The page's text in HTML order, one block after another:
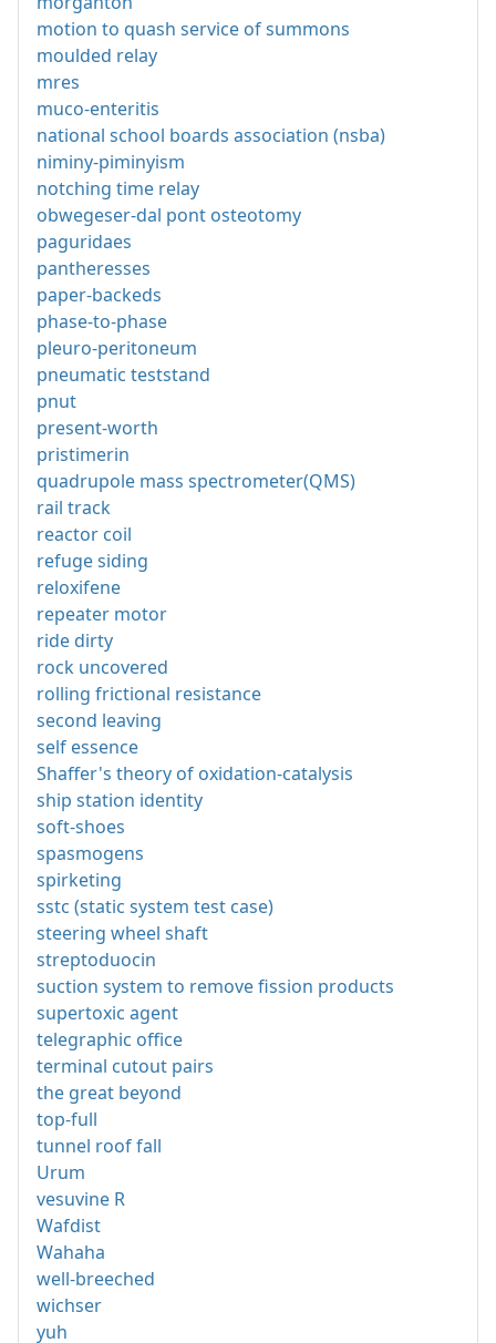
motion to quash service of summons
moulded relay
mres
muco-enteritis
national school boards association (nsba)
niminy-piminyism
notching time relay
obwegeser-dal pont osteotomy
paguridaes
pantheresses
paper-backeds
phase-to-phase
pleuro-peritoneum
pneumatic teststand
pnut
present-worth
pristimerin
quadrupole mass spectrometer(QMS)
rail track
reactor coil
refuge siding
reloxifene
repeater motor
ride dirty
rock uncovered
rolling frictional resistance
second leaving
self essence
Shaffer's theory of oxidation-catalysis
ship station identity
soft-shoes
spasmogens
spirketing
sstc (static system test case)
steering wheel shaft
streptoduocin
suction system to remove fission products
supertoxic agent
telegraphic office
terminal cutout pairs
the great beyond
top-full
tunnel roof fall
Urum
vesuvine R
Wafdist
Wahaha
well-breeched
wichser
yuh